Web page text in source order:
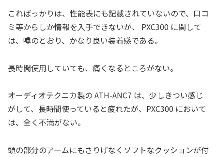
こればっかりは、性能表にも記載されていないので、口コ
ミ等からしか情報を入手できないが、 PXC300 に関して
は、噂のとおり、かなり良い装着感である。
長時間使用していても、痛くなるところがない。
オーディオテクニカ製の ATH-ANC7 は、少しきつい感じ
がして、長時間使っていると疲れたが、PXC300 において
は、全く不満がない。
頭の部分のアームにもさりげなくソフトなクッションが付